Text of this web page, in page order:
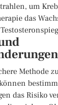
um
das
Methode
das Risiko